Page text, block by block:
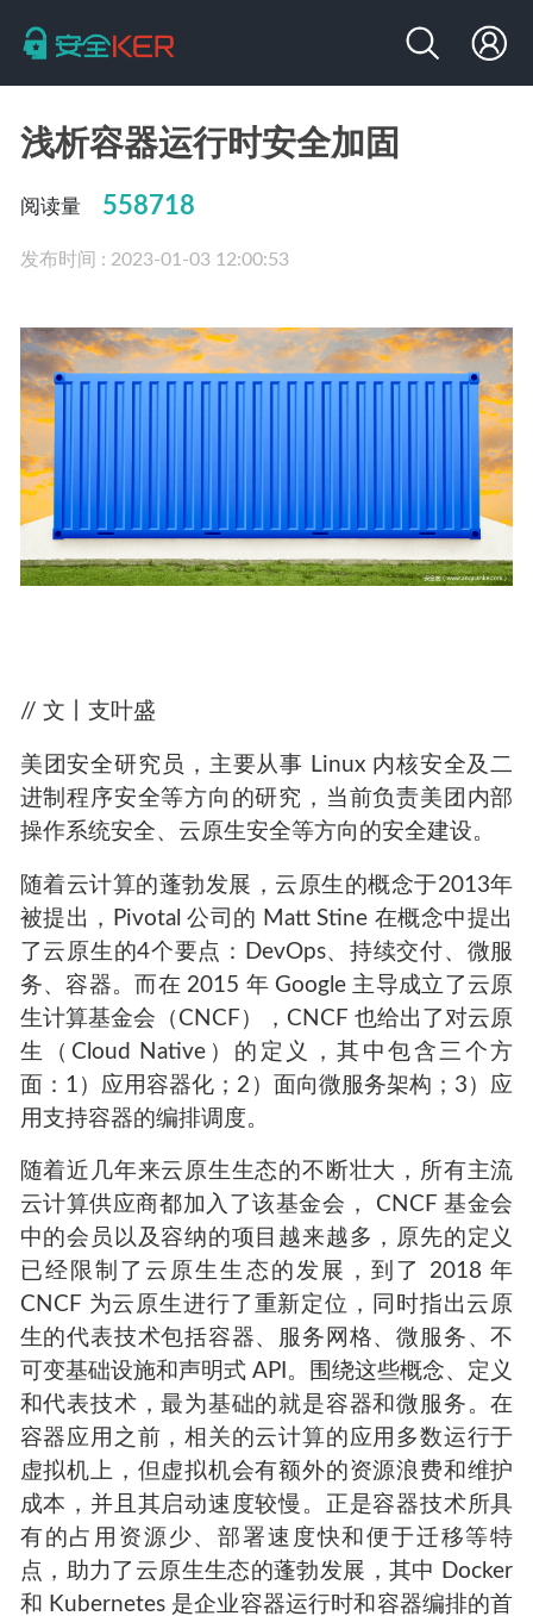
浅析容器运行时安全加固
阅读量 558718
发布时间 : 2023-01-03 12:00:53
// 文丨支叶盛
美团安全研究员，主要从事 Linux 内核安全及二
进制程序安全等方向的研究，当前负责美团内部
操作系统安全、云原生安全等方向的安全建设。
随着云计算的蓬勃发展，云原生的概念于2013年
被提出，Pivotal 公司的 Matt Stine 在概念中提出
了云原生的4个要点：DevOps、持续交付、微服
务、容器。而在 2015 年 Google 主导成立了云原
生计算基金会（CNCF），CNCF 也给出了对云原
生（Cloud Native）的定义，其中包含三个方
面：1）应用容器化；2）面向微服务架构；3）应
用支持容器的编排调度。
随着近几年来云原生生态的不断壮大，所有主流
云计算供应商都加入了该基金会， CNCF 基金会
中的会员以及容纳的项目越来越多，原先的定义
已经限制了云原生生态的发展，到了 2018 年
CNCF 为云原生进行了重新定位，同时指出云原
生的代表技术包括容器、服务网格、微服务、不
可变基础设施和声明式 API。围绕这些概念、定义
和代表技术，最为基础的就是容器和微服务。在
容器应用之前，相关的云计算的应用多数运行于
虚拟机上，但虚拟机会有额外的资源浪费和维护
成本，并且其启动速度较慢。正是容器技术所具
有的占用资源少、部署速度快和便于迁移等特
点，助力了云原生生态的蓬勃发展，其中 Docker
和 Kubernetes 是企业容器运行时和容器编排的首